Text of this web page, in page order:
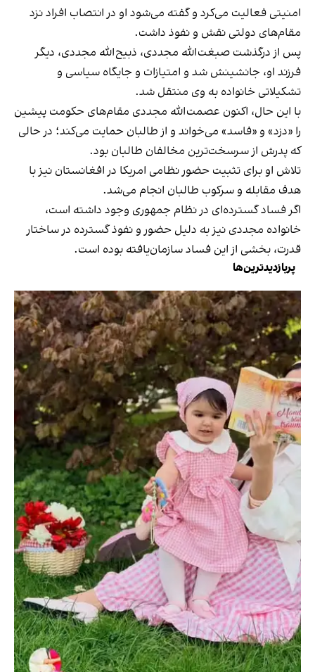
امنیتی فعالیت می‌کرد و گفته می‌شود او در انتصاب افراد نزد
مقام‌های دولتی نقش و نفوذ داشت.
پس از درگذشت صبغت‌الله مجددی، ذبیح‌الله مجددی، دیگر
فرزند او، جانشینش شد و امتیازات و جایگاه سیاسی و
تشکیلاتی خانواده به وی منتقل شد.
با این حال، اکنون عصمت‌الله مجددی مقام‌های حکومت پیشین
را «دزد» و «فاسد» می‌خواند و از طالبان حمایت می‌کند؛ در حالی
که پدرش از سرسخت‌ترین مخالفان طالبان بود.
تلاش او برای تثبیت حضور نظامی امریکا در افغانستان نیز با
هدف مقابله و سرکوب طالبان انجام می‌شد.
اگر فساد گسترده‌ای در نظام جمهوری وجود داشته است،
خانواده مجددی نیز به دلیل حضور و نفوذ گسترده در ساختار
قدرت، بخشی از این فساد سازمان‌یافته بوده است.
پربازدیدترین‌ها